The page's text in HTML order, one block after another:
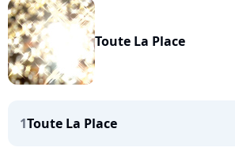
Toute La Place
1Toute La Place